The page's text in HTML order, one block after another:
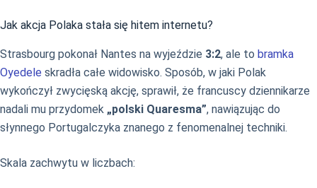
Jak akcja Polaka stała się hitem internetu?
Strasbourg pokonał Nantes na wyjeździe 3:2, ale to bramka
Oyedele skradła całe widowisko. Sposób, w jaki Polak
wykończył zwycięską akcję, sprawił, że francuscy dziennikarze
nadali mu przydomek „polski Quaresma”, nawiązując do
słynnego Portugalczyka znanego z fenomenalnej techniki.
Skala zachwytu w liczbach: